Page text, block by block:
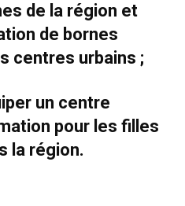
de la région et
de bornes
centres urbains ;
un centre
pour les filles
la région.